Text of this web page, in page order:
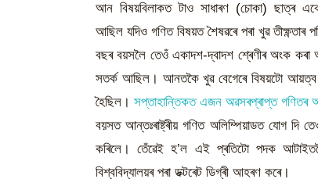
আন বিষয়বিলাকত টাও সাধাৰণ (চোকা) ছাত্ৰ
আছিল যদিও গণিত বিষয়ত শৈষৱৰে পৰা খুৱ
বছৰ বয়সলৈ তেওঁ একাদশ-দ্বাদশ শ্ৰেণীৰ অংক কৰা
সতৰ্ক আছিল। আনতকৈ খুৱ বেগেৰে বিষয়টো আয়ত্ব
হৈছিল।সপ্তাহান্তিকত এজন অৱসৰপ্ৰাপ্ত গণিতৰ
বয়সত আন্তঃৰাষ্ট্ৰীয় গণিত অলিম্পিয়াডত যোগ
কৰিলে। তেঁৱেই হ’ল এই প্ৰতিটো পদক
বিশ্ববিদ্যালয়ৰ পৰা ডক্টৰেট ডিগ্ৰী আহৰণ কৰে।